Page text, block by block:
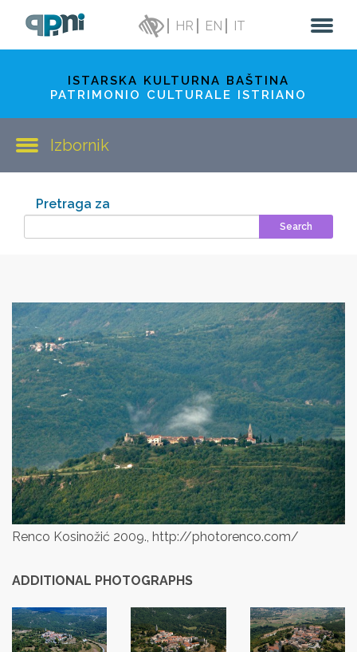
HR EN IT
ISTARSKA KULTURNA BAŠTINA
PATRIMONIO CULTURALE ISTRIANO
Izbornik
Pretraga za
Search
Renco Kosinožić 2009., http://photorenco.com/
ADDITIONAL PHOTOGRAPHS